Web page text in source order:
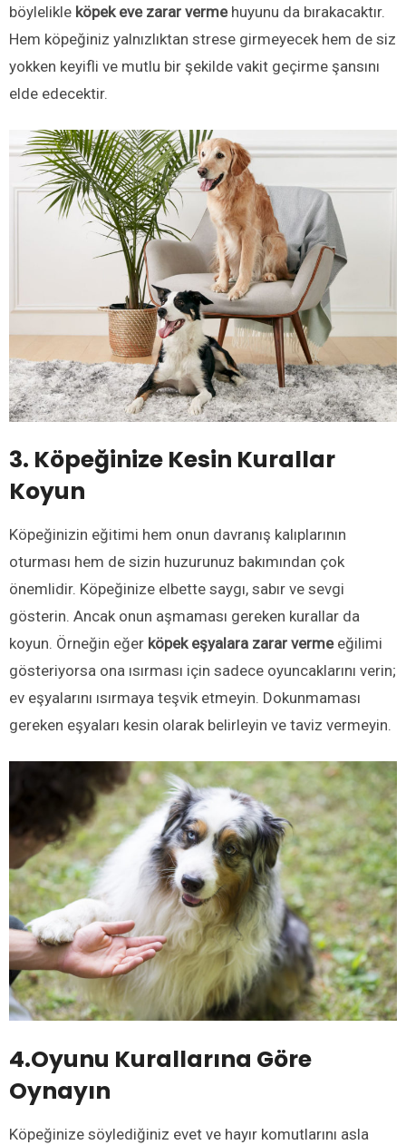
böylelikle köpek eve zarar verme huyunu da bırakacaktır.
Hem köpeğiniz yalnızlıktan strese girmeyecek hem de siz
yokken keyifli ve mutlu bir şekilde vakit geçirme şansını
elde edecektir.
3. Köpeğinize Kesin Kurallar
Koyun
Köpeğinizin eğitimi hem onun davranış kalıplarının
oturması hem de sizin huzurunuz bakımından çok
önemlidir. Köpeğinize elbette saygı, sabır ve sevgi
gösterin. Ancak onun aşmaması gereken kurallar da
koyun. Örneğin eğer köpek eşyalara zarar verme eğilimi
gösteriyorsa ona ısırması için sadece oyuncaklarını verin;
ev eşyalarını ısırmaya teşvik etmeyin. Dokunmaması
gereken eşyaları kesin olarak belirleyin ve taviz vermeyin.
4.Oyunu Kurallarına Göre
Oynayın
Köpeğinize söylediğiniz evet ve hayır komutlarını asla